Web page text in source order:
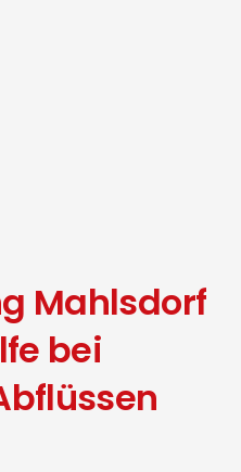
Mahlsdorf
bei